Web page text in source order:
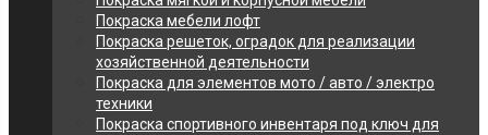
Покраска мебели лофт
Покраска решеток, оградок для реализации
хозяйственной деятельности
Покраска для элементов мото / авто / электро
техники
Покраска спортивного инвентаря под ключ для